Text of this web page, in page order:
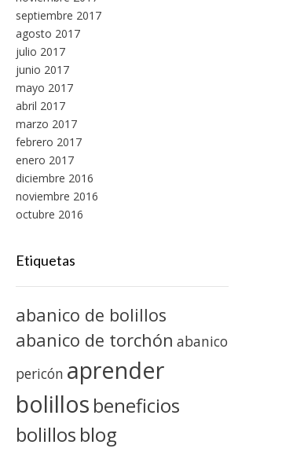
septiembre 2017
agosto 2017
julio 2017
junio 2017
mayo 2017
abril 2017
marzo 2017
febrero 2017
enero 2017
diciembre 2016
noviembre 2016
octubre 2016
Etiquetas
abanico de bolillos
abanico de torchón abanico
pericón aprender
bolillos beneficios
bolillos blog